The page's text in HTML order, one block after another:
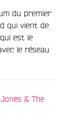
du premier
qui vient de
est le
le réseau
& The